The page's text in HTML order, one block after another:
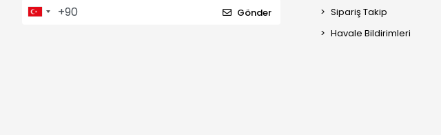
Gönder
Sipariş Takip
Havale Bildirimleri